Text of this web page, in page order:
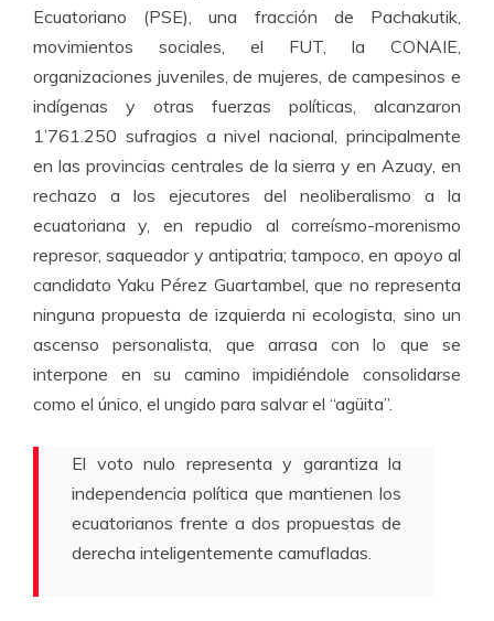
Ecuatoriano (PSE), una fracción de Pachakutik,
movimientos sociales, el FUT, la CONAIE,
organizaciones juveniles, de mujeres, de campesinos e
indígenas y otras fuerzas políticas, alcanzaron
1’761.250 sufragios a nivel nacional, principalmente
en las provincias centrales de la sierra y en Azuay, en
rechazo a los ejecutores del neoliberalismo a la
ecuatoriana y, en repudio al correísmo-morenismo
represor, saqueador y antipatria; tampoco, en apoyo al
candidato Yaku Pérez Guartambel, que no representa
ninguna propuesta de izquierda ni ecologista, sino un
ascenso personalista, que arrasa con lo que se
interpone en su camino impidiéndole consolidarse
como el único, el ungido para salvar el “agüita”.
El voto nulo representa y garantiza la
independencia política que mantienen los
ecuatorianos frente a dos propuestas de
derecha inteligentemente camufladas.